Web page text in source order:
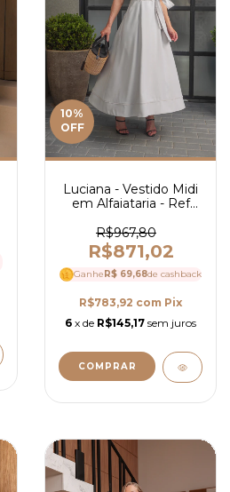
10%
OFF
Luciana - Vestido Midi
em Alfaiataria - Ref
R$967,80
R$871,02
Ganhe R$ 69,68de cashback
R$783,92 com Pix
6 x de R$145,17 sem juros
COMPRAR